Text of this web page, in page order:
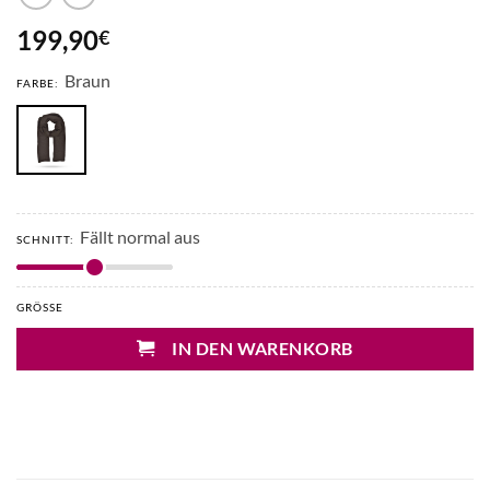
199,90€
FARBE: Braun
SCHNITT: Fällt normal aus
GRÖSSE
IN DEN WARENKORB